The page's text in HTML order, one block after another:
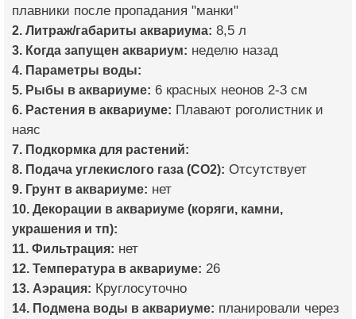
плавники после пропадания "манки"
2. Литраж/габариты аквариума: 8,5 л
3. Когда запущен аквариум: неделю назад
4. Параметры воды:
5. Рыбы в аквариуме: 6 красных неонов 2-3 см
6. Растения в аквариуме: Плавают роголистник и
наяс
7. Подкормка для растений:
8. Подача углекислого газа (CO2): Отсутствует
9. Грунт в аквариуме: нет
10. Декорации в аквариуме (коряги, камни,
украшения и тп):
11. Фильтрация: нет
12. Температура в аквариуме: 26
13. Аэрация: Круглосуточно
14. Подмена воды в аквариуме: планировали через